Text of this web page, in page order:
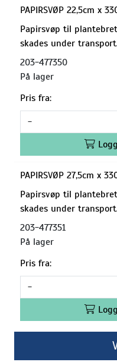
PAPIRSVØP 22,5cm x
Papirsvøp til
skades under
203-477350
På lager
Pris fra:
-
PAPIRSVØP 27,5cm x
Papirsvøp til
skades under
203-477351
På lager
Pris fra:
-